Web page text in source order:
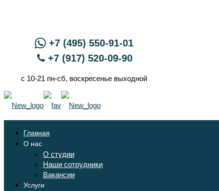
+7 (495) 550-91-01
+7 (917) 520-09-90
с 10-21 пн-сб, воскресенье выходной
Главная
О нас
О студии
Наши сотрудники
Вакансии
Услуги